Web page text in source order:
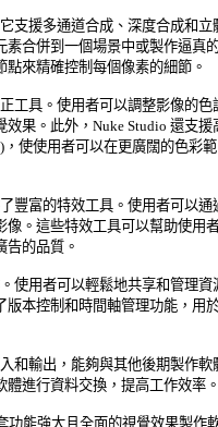
支援多通道合成、深度合成和
素合併到一個場景中或製作逼真
來精確控制每個像素的細節。
工具。使用者可以調整影像的
果。此外，Nuke Studio 還支
，使使用者可以在更廣闊的色彩
豐富的特效工具。使用者可以
像。這些特效工具可以幫助使用
告的品質。
使用者可以輕鬆地共享和管理
版本控制和時間軸管理功能，用
和輸出，能夠與其他後期製作
體進行資料交換，提高工作效率
功能強大且全面的視覺效果製作